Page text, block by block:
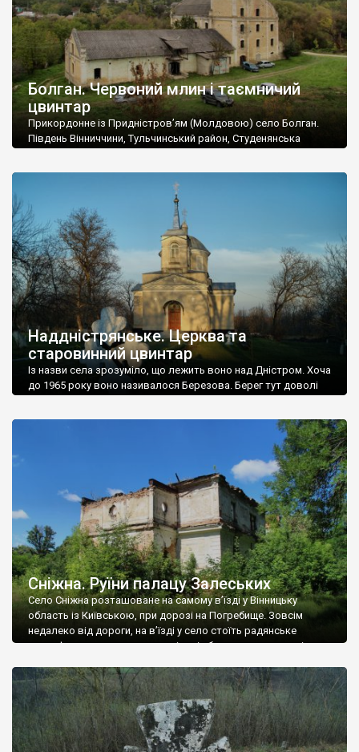
Болган. Червоний млин і таємничий
цвинтар
Прикордонне із Придністров’ям (Молдовою) село Болган.
Південь Вінниччини, Тульчинський район, Студенянська
старовинний цвинтар із кам’яними хрестами. Всі епітафії, які
збереглися, написані кирилицею, церковнослов’янською
мовою. За всіма традиційними ознаками – цвинтар
український. Хрести датуються 19 століттям. У 1924-1940
роках Болган […]
Наддністрянське. Церква та
старовинний цвинтар
Із назви села зрозуміло, що лежить воно над Дністром. Хоча
до 1965 року воно називалося Березова. Берег тут доволі
Наддністрянське відрізняється від більшості навколишніх
сіл. У селі є мурована Михайлівська церква. Точної дати […]
Сніжна. Руїни палацу Залеських
Село Сніжна розташоване на самому в’їзді у Вінницьку
область із Київською, при дорозі на Погребище. Зовсім
недалеко від дороги, на в’їзді у село стоїть радянське
рельєфне пано, яке показує жінку і яблуню, а трохи далі, десь
не видно, але видно дві стареньких колії у траві – […]